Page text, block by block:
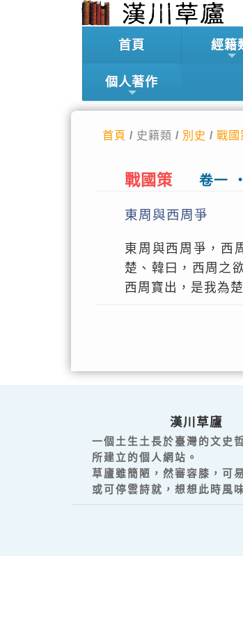
首頁 經籍
個人著作
首頁 / 史籍類 / 別史 / 戰國
戰國策 卷一
東周與西周爭
東周與西周爭，西
楚、韓曰，西周之
西周寶出，是我為
漢川草廬
一個土生土長於臺灣的文史
所建立的個人網站。
草廬雖簡陋，然審容膝，可
或可停雲詩就，想想此時風